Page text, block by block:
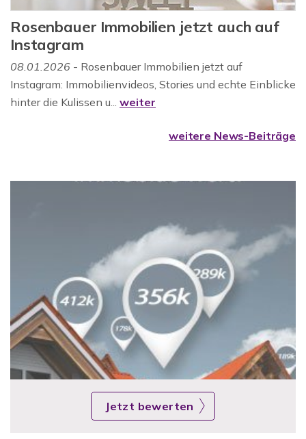
Rosenbauer Immobilien jetzt auch auf
Instagram
08.01.2026 - Rosenbauer Immobilien jetzt auf
Instagram: Immobilienvideos, Stories und echte Einblicke
hinter die Kulissen u... weiter
weitere News-Beiträge
Jetzt bewerten